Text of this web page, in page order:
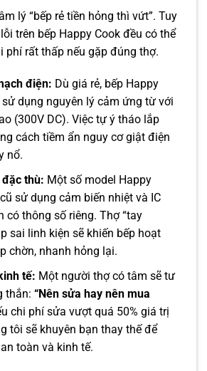
lý “bếp rẻ tiền hỏng thì vứt”. Tuy
trên bếp Happy Cook đều có thể
phí rất thấp nếu gặp đúng thợ.
điện: Dù giá rẻ, bếp Happy
sử dụng nguyên lý cảm ứng từ với
(300V DC). Việc tự ý tháo lắp
cách tiềm ẩn nguy cơ giật điện
nổ.
thù: Một số model Happy
sử dụng cảm biến nhiệt và IC
có thông số riêng. Thợ “tay
sai linh kiện sẽ khiến bếp hoạt
chờn, nhanh hỏng lại.
tế: Một người thợ có tâm sẽ tư
thắn: “Nên sửa hay nên mua
chi phí sửa vượt quá 50% giá trị
tôi sẽ khuyên bạn thay thế để
toàn và kinh tế.